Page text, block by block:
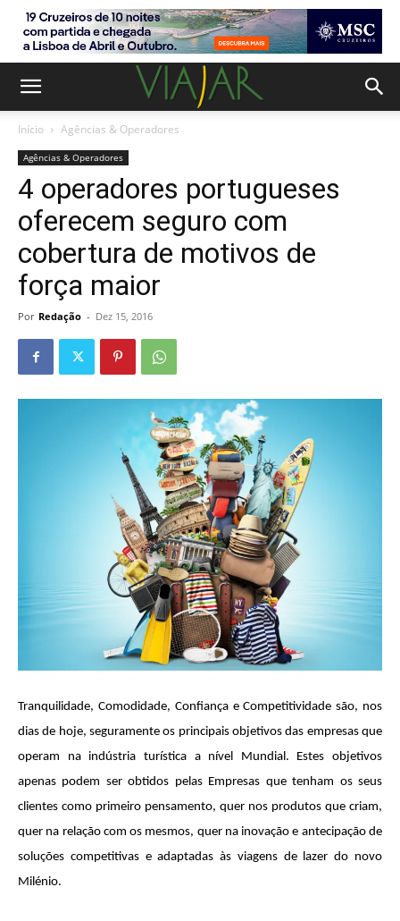
Início Agências & Operadores
Agências & Operadores
4 operadores portugueses
oferecem seguro com
cobertura de motivos de
força maior
Por Redação - Dez 15, 2016
Tranquilidade, Comodidade, Confiança e Competitividade são, nos
dias de hoje, seguramente os principais objetivos das empresas que
operam na indústria turística a nível Mundial. Estes objetivos
apenas podem ser obtidos pelas Empresas que tenham os seus
clientes como primeiro pensamento, quer nos produtos que criam,
quer na relação com os mesmos, quer na inovação e antecipação de
soluções competitivas e adaptadas às viagens de lazer do novo
Milénio.